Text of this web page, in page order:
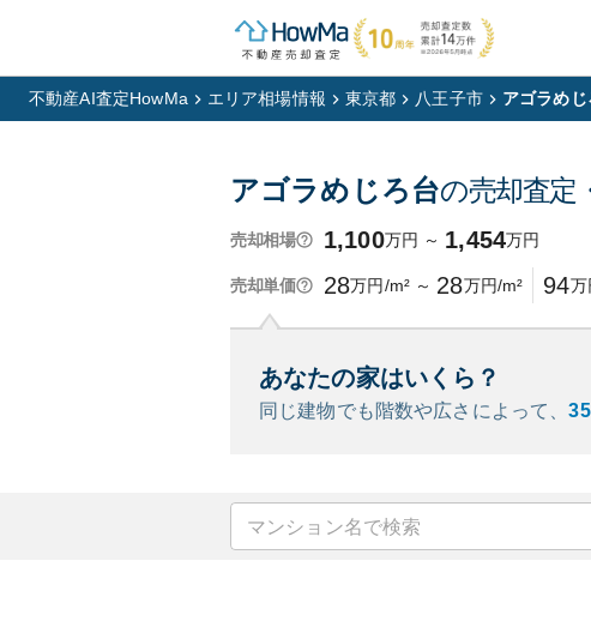
不動産AI査定HowMa エリア相場情報 東京都 八王子市 アゴラめじ
アゴラめじろ台の売却査定
売却相場 1,100万円 ～ 1,454万円
売却単価 28万円/m² ～ 28万円/m² 94万
あなたの家はいくら？
同じ建物でも階数や広さによって、